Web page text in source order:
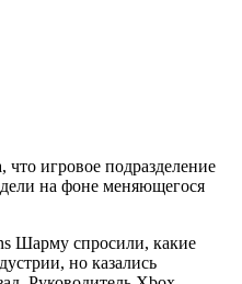
игровое подразделение
на фоне меняющегося
Шарму спросили, какие
но казались